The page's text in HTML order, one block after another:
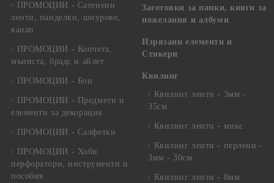
ПРОМОЦИИ - Сатенени
ленти, панделки, шнурове,
канап
ПРОМОЦИИ - Копчета,
мъниста, брадс и айлет
ПРОМОЦИИ - Бои
ПРОМОЦИИ - Предмети и
елементи за декорация
ПРОМОЦИИ - Салфетки
ПРОМОЦИИ - Хоби
перфоратори, инструменти и
пособия
Заготовки за папки, книги за
пожелания и албуми
Изрязани елементи и
Стикери
Квилинг
Квилинг ленти - 3мм -
35см.
Квилинг ленти - микс
Квилинг ленти - перлени -
3мм - 30см.
Квилинг ленти - 8мм